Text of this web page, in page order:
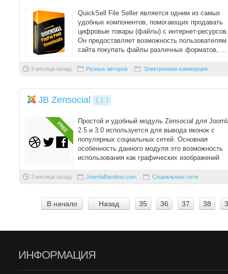
QuickSell File Seller является одним из самых
удобных компонентов, помогающих продавать
цифровые товары (файлы) с интернет-ресурсов.
Он предоставляет возможность пользователям
сайта покупать файлы различных форматов, ...
3 месяца назад Разных авторов Электронная коммерция
JB Zensocial 1.1.1
Простой и удобный модуль Zensocial для
2.5 и 3.0 используется для вывода иконок с
популярных социальных сетей. Основная
особенность данного модуля это возможность
использования как графических изображений
3 месяца назад JoomlaBamboo.com Социальные сети
В начало Назад 35 36 37 38
ИНФОРМАЦИЯ